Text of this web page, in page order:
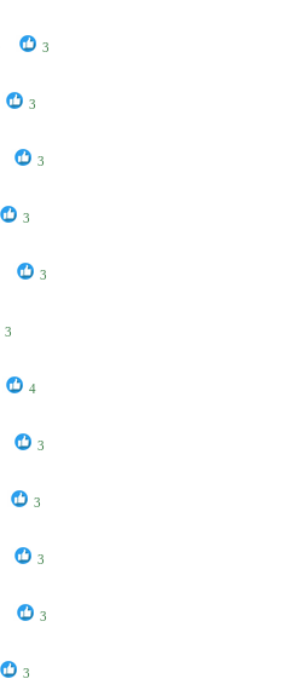
3
3
3
3
3
3
4
3
3
3
3
3